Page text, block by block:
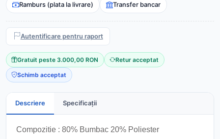
Ramburs (plata la livrare) Transfer bancar
Autentificare pentru raport
Gratuit peste 3.000,00 RON Retur acceptat
Schimb acceptat
Descriere Specificații
Compozitie : 80% Bumbac 20% Poliester